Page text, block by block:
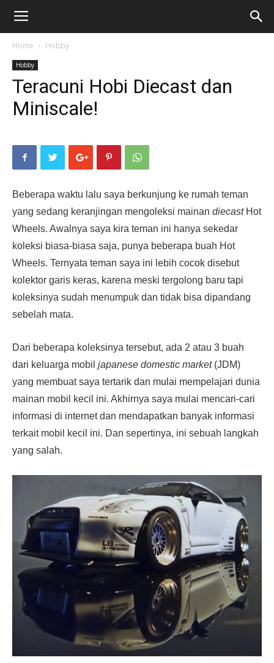
Home Hobby
Hobby
Teracuni Hobi Diecast dan
Miniscale!
Beberapa waktu lalu saya berkunjung ke rumah teman
yang sedang keranjingan mengoleksi mainan diecastHot
Wheels. Awalnya saya kira teman ini hanya sekedar
koleksi biasa-biasa saja, punya beberapa buah Hot
Wheels. Ternyata teman saya ini lebih cocok disebut
kolektor garis keras, karena meski tergolong baru tapi
koleksinya sudah menumpuk dan tidak bisa dipandang
sebelah mata.
Dari beberapa koleksinya tersebut, ada 2 atau 3 buah
dari keluarga mobil japanese domestic market(JDM)
yang membuat saya tertarik dan mulai mempelajari dunia
mainan mobil kecil ini. Akhirnya saya mulai mencari-cari
informasi di internet dan mendapatkan banyak informasi
terkait mobil kecil ini. Dan sepertinya, ini sebuah langkah
yang salah.